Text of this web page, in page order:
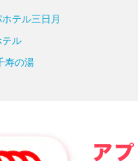
テル三日月
テル
寿の湯